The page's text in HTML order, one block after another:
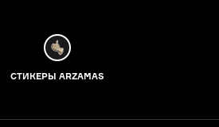
СТИКЕРЫ ARZAMAS